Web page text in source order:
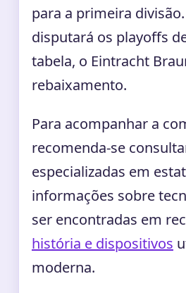
para a primeira
disputará os playoffs
tabela, o Eintracht
rebaixamento.
Para acompanhar a
recomenda-se
especializadas em
informações sobre
ser encontradas em
história e dispositivos
moderna.